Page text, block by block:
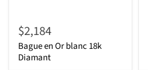
$2,184
Bague en Or blanc 18k
Diamant